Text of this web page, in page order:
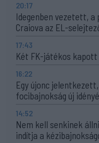
20:17
Idegenben vezetett, a
Craiova az EL-
17:43
Két FK-játékos
16:22
Egy újonc
focibajnokság új
14:52
Nem kell senkinek
indítja a